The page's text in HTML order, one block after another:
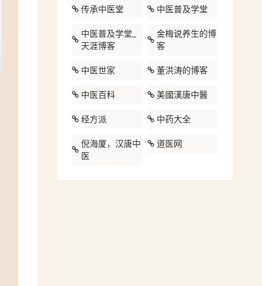
传承中医堂 中医普及学堂
中医普及学堂_
天涯博客
金梅说养生的博
客
中医世家 董洪涛的博客
中医百科 美國漢唐中醫
经方派 中药大全
倪海厦，汉唐中
医
道医网